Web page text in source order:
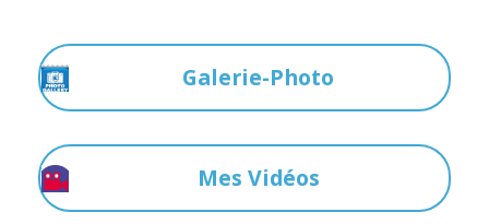
Galerie-Photo
Mes Vidéos